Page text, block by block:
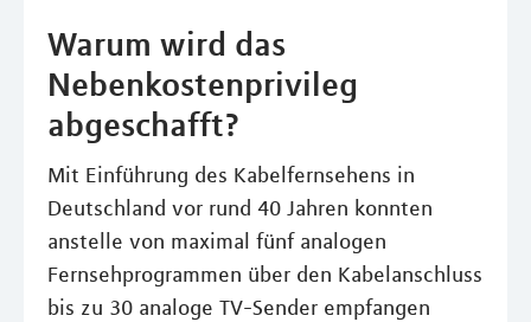
Warum wird das
Nebenkostenprivileg
abgeschafft?
Mit Einführung des Kabelfernsehens in
Deutschland vor rund 40 Jahren konnten
anstelle von maximal fünf analogen
Fernsehprogrammen über den Kabelanschluss
bis zu 30 analoge TV-Sender empfangen